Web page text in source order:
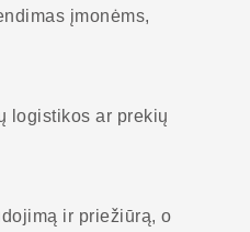
įmonėms,
logistikos ar prekių
ir priežiūrą, o